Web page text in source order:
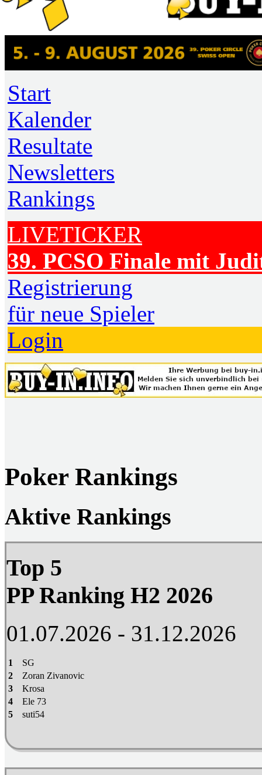
Start
Kalender
Resultate
Newsletters
Rankings
LIVETICKER
39. PCSO Finale mit
Registrierung
für neue Spieler
Login
Poker Rankings
Aktive Rankings
Top 5
PP Ranking H2 2026
01.07.2026 - 31.12.2026
1
SG
2
Zoran Zivanovic
3
Krosa
4
Ele 73
5
suti54